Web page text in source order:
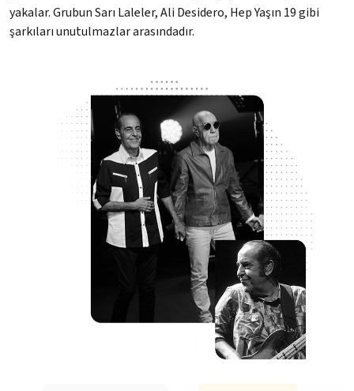
yakalar. Grubun Sarı Laleler, Ali Desidero, Hep Yaşın 19 gibi
şarkıları unutulmazlar arasındadır.